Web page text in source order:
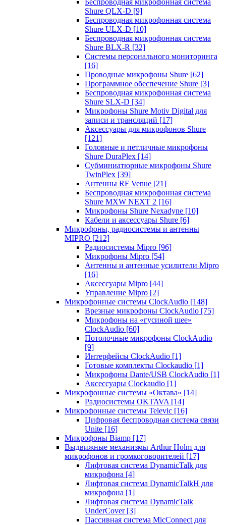
Беспроводная микрофонная система
Shure QLX-D [9]
Беспроводная микрофонная система
Shure ULX-D [10]
Беспроводная микрофонная система
Shure BLX-R [32]
Системы персонального мониторинга
[16]
Проводные микрофоны Shure [62]
Программное обеспечение Shure [3]
Беспроводная микрофонная система
Shure SLX-D [34]
Микрофоны Shure Motiv Digital для
записи и трансляций [17]
Аксессуары для микрофонов Shure
[121]
Головные и петличные микрофоны
Shure DuraPlex [14]
Субминиатюрные микрофоны Shure
TwinPlex [39]
Антенны RF Venue [21]
Беспроводная микрофонная система
Shure MXW NEXT 2 [16]
Микрофоны Shure Nexadyne [10]
Кабели и аксессуары Shure [6]
Микрофоны, радиосистемы и антенны
MIPRO [212]
Радиосистемы Mipro [96]
Микрофоны Mipro [54]
Антенны и антенные усилители Mipro
[16]
Аксессуары Mipro [44]
Управление Mipro [2]
Микрофонные системы ClockAudio [148]
Врезные микрофоны ClockAudio [75]
Микрофоны на «гусиной шее»
ClockAudio [60]
Потолочные микрофоны ClockAudio
[9]
Интерфейсы ClockAudio [1]
Готовые комплекты Clockaudio [1]
Микрофоны Dante/USB ClockAudio [1]
Аксессуары Clockaudio [1]
Микрофонные системы «Октава» [14]
Радиосистемы OKTAVA [14]
Микрофонные системы Televic [16]
Цифровая беспроводная система связи
Unite [16]
Микрофоны Biamp [17]
Выдвижные механизмы Arthur Holm для
микрофонов и громкоговорителей [17]
Лифтовая система DynamicTalk для
микрофона [4]
Лифтовая система DynamicTalkH для
микрофона [1]
Лифтовая система DynamicTalk
UnderCover [3]
Пассивная система MicConnect для